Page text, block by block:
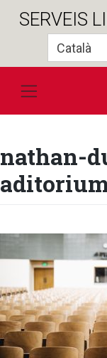
SaltaSERVEIS
Català
nathan-